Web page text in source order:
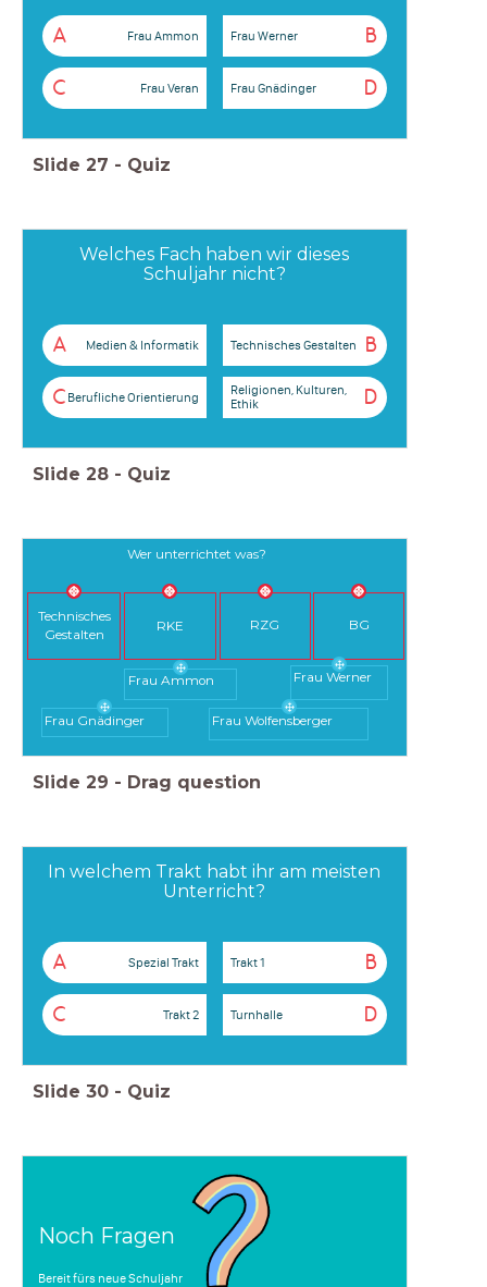
A Frau Ammon B
Frau Werner
C Frau Veran D
Frau Gnädinger
Slide 27 - Quiz
Welches Fach haben wir dieses
Schuljahr nicht?
A Medien & Informatik B
Technisches Gestalten
C Berufliche Orientierung D
Religionen, Kulturen,
Ethik
Slide 28 - Quiz
Wer unterrichtet was?
Technisches
Gestalten
RKE RZG BG
Frau Wolfensberger
Frau Ammon
Frau Gnädinger
Frau Werner
Slide 29 - Drag question
In welchem Trakt habt ihr am meisten
Unterricht?
A Spezial Trakt B
Trakt 1
C Trakt 2 D
Turnhalle
Slide 30 - Quiz
Noch Fragen
Bereit fürs neue Schuljahr